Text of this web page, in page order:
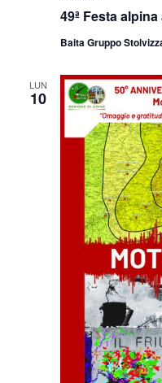
49ª Festa
Baita Gruppo
LUN
10